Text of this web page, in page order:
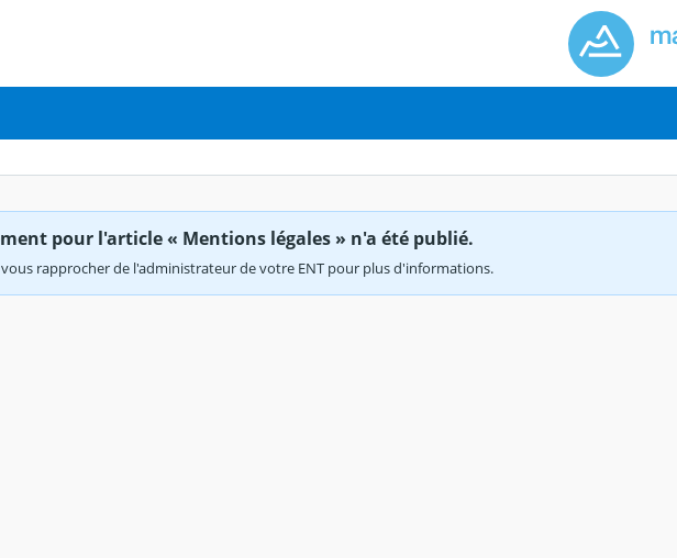
pour l'article « Mentions légales » n'a été publié.
rapprocher de l'administrateur de votre ENT pour plus d'informations.